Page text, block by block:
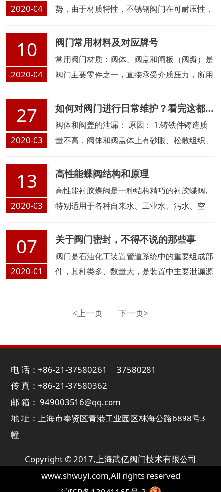
2020-04
势，由于材质特性，不锈钢阀门在可耐压性，
等方面都具有压倒性的优势，因此不锈钢阀门
广泛运用于，民用食品饮料，化工、石油，医
药等特种工业产业，成为经济发展的一大助
10
2020-04
阀门常用材料及对应牌号
常用阀门材质：阀体、阀盖和闸板（阀瓣）是
阀门主要零件之一，直接承受介质压力，所用
定。
27
2020-03
如何对阀门进行日常维护？看完这都不叫事！
阀体和阀盖的泄漏： 原因： 1.铸铁件铸造质
量不高，阀体和阀盖体上有砂眼、松散组织、
夹渣、未焊接，应力裂纹等缺陷； 4.铸铁阀门
被重物撞击后损坏
13
2020-03
高性能蝶阀结构和原理
高性能衬胶蝶阀是一种结构精巧的衬胶蝶阀,
特别适用于各种自来水、工业水、污水、空
和压力的调节或开关控制。关闭时,阀门为零
泄漏
07
2020-01
关于阀门密封，不得不说的那些事
阀门是石油化工装置管道系统中的重要组成部
件，其种类多、数量大，是装置中主要泄漏源
能力...<上一页 下一页>
电 话：+86-21-37580261 37580281
传 真：+86-21-37580362
邮 箱： 949003516@qq.com
地 址：上海市奉贤区青港工业园区林海公路6898号3
幢
Copyright © 2017,上海武亿阀门技术有限公司
www.shwuyi.com,All rights reserved